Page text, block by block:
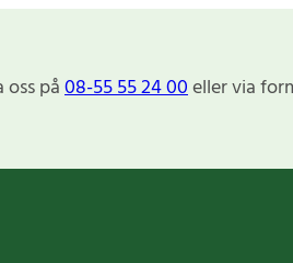
på08-55 55 24 00eller via